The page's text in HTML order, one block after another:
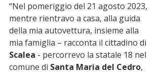
“Nel pomeriggio del 21 agosto 2023,
mentre rientravo a casa, alla guida
della mia autovettura, insieme alla
mia famiglia – racconta il cittadino di
Scalea - percorrevo la statale 18 nel
comune di Santa Maria del Cedro,